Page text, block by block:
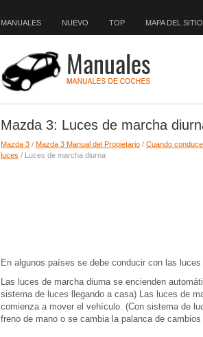
MANUALES NUEVO TOP MAPA DEL SITIO
Mazda 3: Luces de marcha
Mazda 3 / Mazda 3 Manual del Propietario / Cuando conduce
luces / Luces de marcha diurna
En algunos países se debe conducir con las
Las luces de marcha diurna se encienden
sistema de luces llegando a casa) Las luces de
comienza a mover el vehículo. (Con sistema de
freno de mano o se cambia la palanca de